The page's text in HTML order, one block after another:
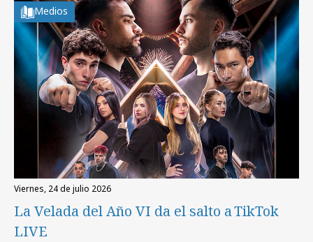
Medios
viernes, 24 de julio 2026
La Velada del Año VI da el salto a TikTok
LIVE